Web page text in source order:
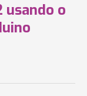
usando o